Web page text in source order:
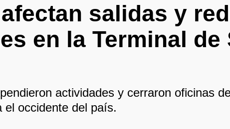
salidas y
en la Terminal de
actividades y cerraron oficinas
el occidente del país.